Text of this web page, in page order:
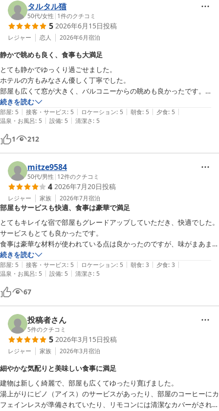
楽しい時間をありがとうございました。
タルタル猫
50代/女性 | 1件のクチコミ
5 2026年6月15日投稿
レジャー 恋人 2026年6月宿泊
静かで眺めも良く、食事も大満足
とても静かでゆっくり過ごせました。
ホテルの方もみなさん優しく丁寧でした。
部屋も広くて窓が大きく、バルコニーからの眺めも良かったです。
夕食、朝食ともに品数が多くて大満足でした！
続きを読む
部屋: 5 | 接客・サービス: 5 | ロケーション: 5 | 朝食: 5 | 夕食: 5 |
温泉・お風呂: 5 | 設備: 5 | 清潔さ: 5
1 212
mitze9584
50代/男性 | 12件のクチコミ
4 2026年7月20日投稿
レジャー 家族 2026年7月宿泊
部屋もサービスも快適、食事は豪華で満足
とてもキレイな宿で部屋もグレードアップしていただき、快適でした。
サービスもとても良かったです。
食事は豪華な材料が使われている点は良かったのですが、味がまあまあ
でした。
それ以外はすべての点でよかったので、全体として満足のできる滞在で
した。
続きを読む
部屋: 5 | 接客・サービス: 5 | ロケーション: 5 | 朝食: 3 | 夕食: 3 |
温泉・お風呂: 5 | 設備: 5 | 清潔さ: 5
67
投稿者さん
5件のクチコミ
5 2026年3月15日投稿
レジャー 家族 2026年3月宿泊
細やかな気配りと美味しい食事に満足
建物は新しく綺麗で、部屋も広くてゆったり寛げました。
湯上がりにピノ（アイス）のサービスがあったり、部屋のコーヒーにカ
フェインレスが準備されていたり、リモコンには清潔なカバーがされて